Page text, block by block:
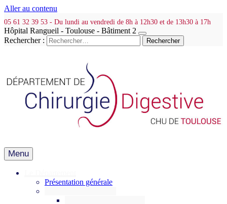
Aller au contenu
05 61 32 39 53 - Du lundi au vendredi de 8h à 12h30 et de 13h30 à 17h
Hôpital Rangueil - Toulouse - Bâtiment 2
Rechercher :
Menu
Présentation générale